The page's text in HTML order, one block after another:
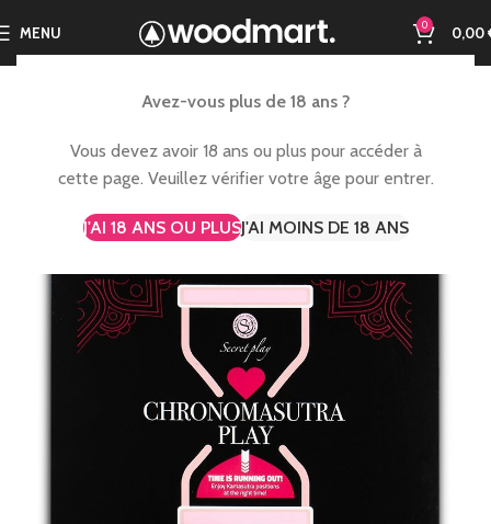
Avez-vous plus de 18 ans ?
Vous devez avoir 18 ans ou plus pour accéder à
cette page. Veuillez vérifier votre âge pour entrer.
J'AI 18 ANS OU PLUSJ'AI MOINS DE 18 ANS
MENU 0 0,00